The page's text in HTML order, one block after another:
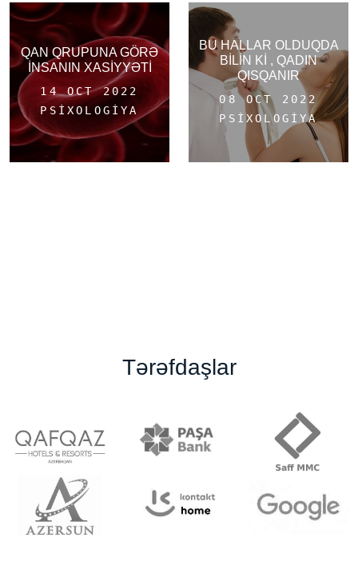
QAN QRUPUNA GÖRƏ
İNSANIN XASİYYƏTİ
14 OCT 2022
PSIXOLOGIYA
BU HALLAR OLDUQDA
BİLİN Kİ , QADIN
QISQANIR
08 OCT 2022
PSIXOLOGIYA
Tərəfdaşlar